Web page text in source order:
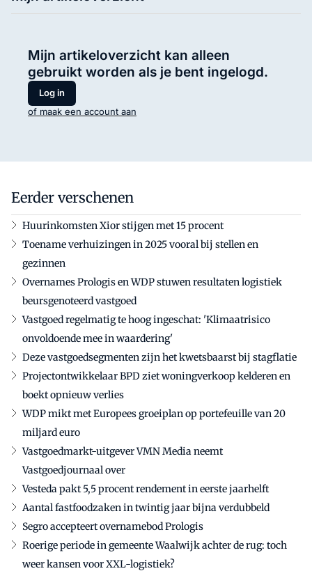
Mijn artikeloverzicht kan alleen
gebruikt worden als je bent ingelogd.
Log in
of maak een account aan
Eerder verschenen
Huurinkomsten Xior stijgen met 15 procent
Toename verhuizingen in 2025 vooral bij stellen en
gezinnen
Overnames Prologis en WDP stuwen resultaten logistiek
beursgenoteerd vastgoed
Vastgoed regelmatig te hoog ingeschat: 'Klimaatrisico
onvoldoende mee in waardering'
Deze vastgoedsegmenten zijn het kwetsbaarst bij stagflatie
Projectontwikkelaar BPD ziet woningverkoop kelderen en
boekt opnieuw verlies
WDP mikt met Europees groeiplan op portefeuille van 20
miljard euro
Vastgoedmarkt-uitgever VMN Media neemt
Vastgoedjournaal over
Vesteda pakt 5,5 procent rendement in eerste jaarhelft
Aantal fastfoodzaken in twintig jaar bijna verdubbeld
Segro accepteert overnamebod Prologis
Roerige periode in gemeente Waalwijk achter de rug: toch
weer kansen voor XXL-logistiek?